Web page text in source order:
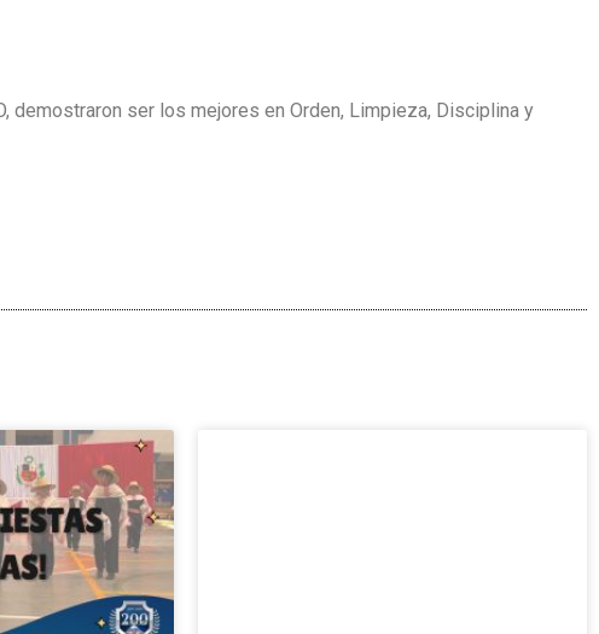
demostraron ser los mejores en Orden, Limpieza, Disciplina y